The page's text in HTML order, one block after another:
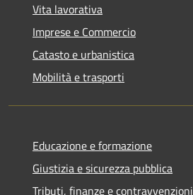
Vita lavorativa
Imprese e Commercio
Catasto e urbanistica
Mobilità e trasporti
Educazione e formazione
Giustizia e sicurezza pubblica
Tributi, finanze e contravvenzioni